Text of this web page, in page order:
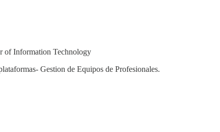
of Information Technology
Gestion de Equipos de Profesionales.